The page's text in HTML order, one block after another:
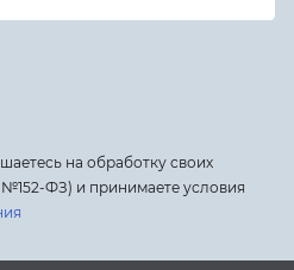
на обработку своих
ФЗ) и принимаете условия